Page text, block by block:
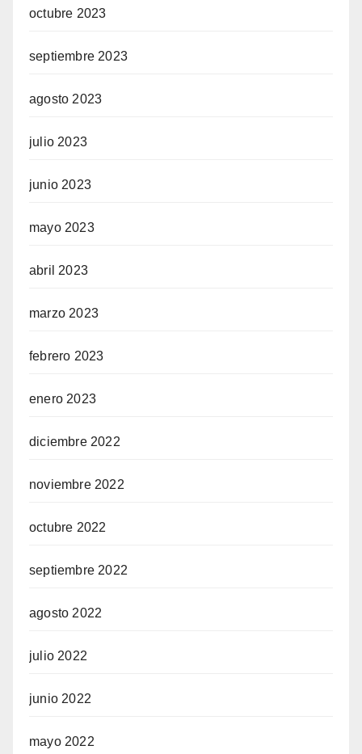
octubre 2023
septiembre 2023
agosto 2023
julio 2023
junio 2023
mayo 2023
abril 2023
marzo 2023
febrero 2023
enero 2023
diciembre 2022
noviembre 2022
octubre 2022
septiembre 2022
agosto 2022
julio 2022
junio 2022
mayo 2022